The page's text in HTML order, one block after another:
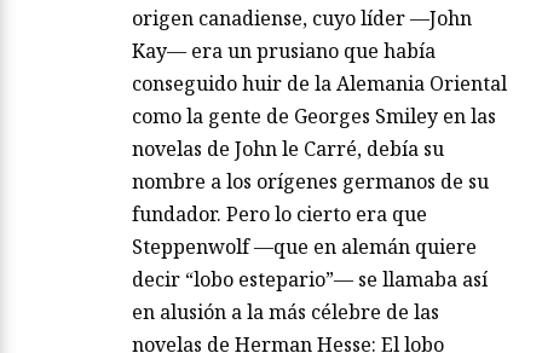
origen canadiense, cuyo líder —John
Kay— era un prusiano que había
conseguido huir de la Alemania Oriental
como la gente de Georges Smiley en las
novelas de John le Carré, debía su
nombre a los orígenes germanos de su
fundador. Pero lo cierto era que
Steppenwolf —que en alemán quiere
decir “lobo estepario”— se llamaba así
en alusión a la más célebre de las
novelas de Herman Hesse: El lobo